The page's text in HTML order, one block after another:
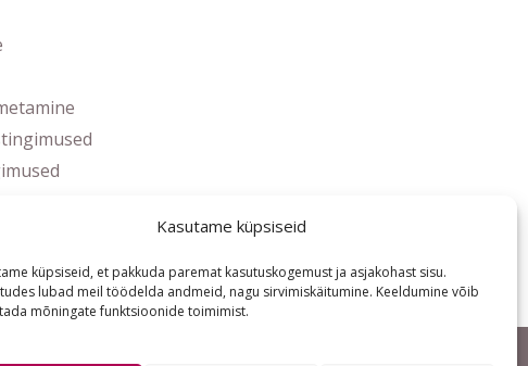
Kasutame küpsiseid
küpsiseid, et pakkuda paremat kasutuskogemust ja asjakohast sisu.
lubad meil töödelda andmeid, nagu sirvimiskäitumine. Keeldumine võib
mõningate funktsioonide toimimist.